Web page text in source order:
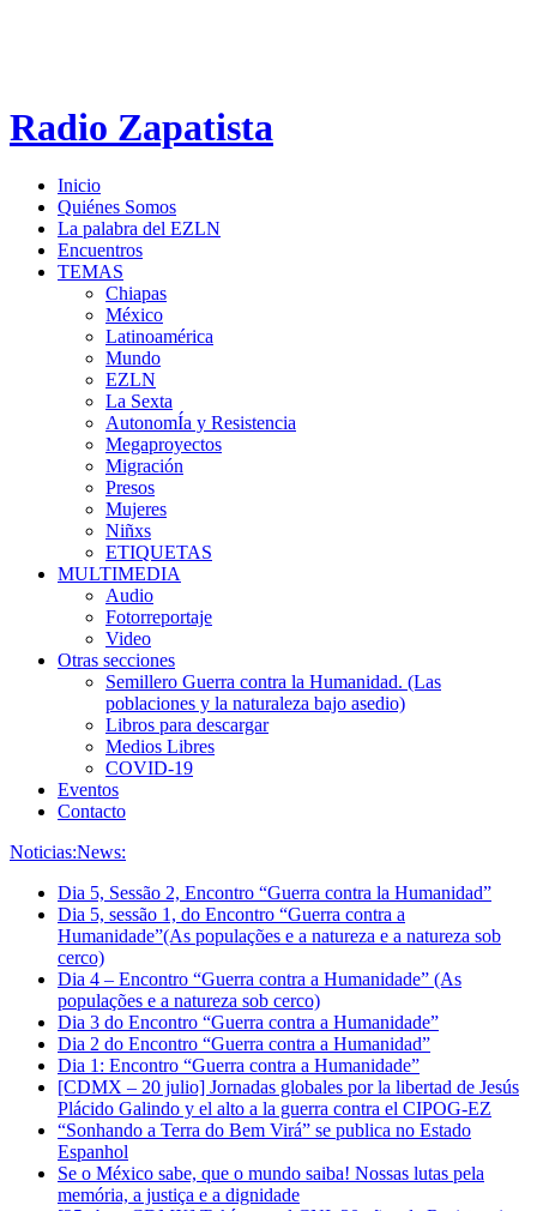
Radio Zapatista
Inicio
Quiénes Somos
La palabra del EZLN
Encuentros
TEMAS
Chiapas
México
Latinoamérica
Mundo
EZLN
La Sexta
AutonomÍa y Resistencia
Megaproyectos
Migración
Presos
Mujeres
Niñxs
ETIQUETAS
MULTIMEDIA
Audio
Fotorreportaje
Video
Otras secciones
Semillero Guerra contra la Humanidad. (Las
poblaciones y la naturaleza bajo asedio)
Libros para descargar
Medios Libres
COVID-19
Eventos
Contacto
Noticias:News:
Dia 5, Sessão 2, Encontro “Guerra contra la Humanidad”
Dia 5, sessão 1, do Encontro “Guerra contra a
Humanidade”(As populações e a natureza e a natureza sob
cerco)
Dia 4 – Encontro “Guerra contra a Humanidade” (As
populações e a natureza sob cerco)
Dia 3 do Encontro “Guerra contra a Humanidade”
Dia 2 do Encontro “Guerra contra a Humanidad”
Dia 1: Encontro “Guerra contra a Humanidade”
[CDMX – 20 julio] Jornadas globales por la libertad de Jesús
Plácido Galindo y el alto a la guerra contra el CIPOG-EZ
“Sonhando a Terra do Bem Virá” se publica no Estado
Espanhol
Se o México sabe, que o mundo saiba! Nossas lutas pela
memória, a justiça e a dignidade